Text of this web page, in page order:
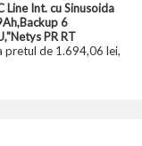
Line Int. cu Sinusoida
6
PR RT
pretul de 1.694,06 lei,